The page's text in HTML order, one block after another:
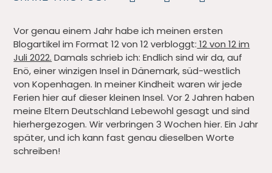
Vor genau einem Jahr habe ich meinen ersten
Blogartikel im Format 12 von 12 verbloggt: 12 von 12 im
Juli 2022. Damals schrieb ich: Endlich sind wir da, auf
Enö, einer winzigen Insel in Dänemark, süd-westlich
von Kopenhagen. In meiner Kindheit waren wir jede
Ferien hier auf dieser kleinen Insel. Vor 2 Jahren haben
meine Eltern Deutschland Lebewohl gesagt und sind
hierhergezogen. Wir verbringen 3 Wochen hier. Ein Jahr
später, und ich kann fast genau dieselben Worte
schreiben!